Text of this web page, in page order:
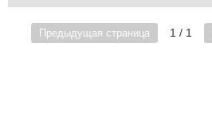
Предыдущая страница 1 / 1